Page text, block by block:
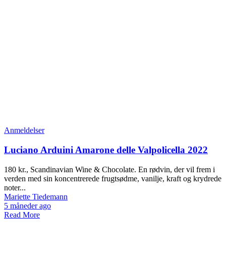
Anmeldelser
Luciano Arduini Amarone delle Valpolicella 2022
180 kr., Scandinavian Wine & Chocolate. En rødvin, der vil frem i
verden med sin koncentrerede frugtsødme, vanilje, kraft og krydrede
noter...
Mariette Tiedemann
5 måneder ago
Read More